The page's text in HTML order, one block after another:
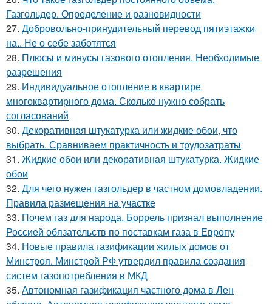
Газгольдер. Определение и разновидности
27. Добровольно-принудительный перевод пятиэтажки
на.. Не о себе заботятся
28. Плюсы и минусы газового отопления. Необходимые
разрешения
29. Индивидуальное отопление в квартире
многоквартирного дома. Сколько нужно собрать
согласований
30. Декоративная штукатурка или жидкие обои, что
выбрать. Сравниваем практичность и трудозатраты
31. Жидкие обои или декоративная штукатурка. Жидкие
обои
32. Для чего нужен газгольдер в частном домовладении.
Правила размещения на участке
33. Почем газ для народа. Боррель признал выполнение
Россией обязательств по поставкам газа в Европу
34. Новые правила газификации жилых домов от
Минстроя. Минстрой РФ утвердил правила создания
систем газопотребления в МКД
35. Автономная газификация частного дома в Лен